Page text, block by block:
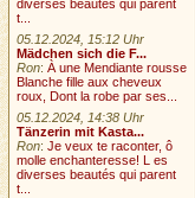
diverses beautés qui parent
t...
05.12.2024, 15:12 Uhr
Mädchen sich die F...
Ron:À une Mendiante rousse
Blanche fille aux cheveux
roux, Dont la robe par ses...
05.12.2024, 14:38 Uhr
Tänzerin mit Kasta...
Ron:Je veux te raconter, ô
molle enchanteresse! L es
diverses beautés qui parent
t...